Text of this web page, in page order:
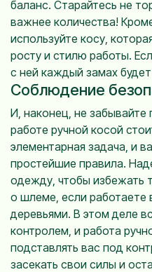
баланс. Старайтесь не
важнее количества!
используйте косу,
росту и стилю работы.
с ней каждый замах
Соблюдение
И, наконец, не забывайте
работе ручной косой
элементарная задача, и
простейшие правила.
одежду, чтобы избежать
о шлеме, если работаете
деревьями. В этом деле
контролем, и работа
подставлять вас под
засекать свои силы и